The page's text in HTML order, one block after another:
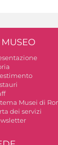
MUSEO
Musei di
dei servizi